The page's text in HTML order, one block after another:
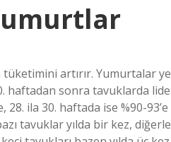
artırır. Yumurtalar
haftadan sonra tavuklarda
ila 30. haftada ise %90-
tavuklar yılda bir kez,